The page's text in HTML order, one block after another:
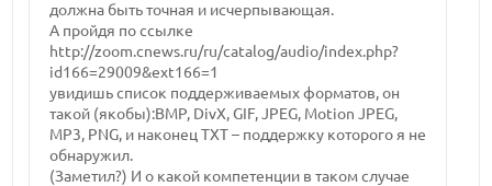
должна быть точная и исчерпывающая.
А пройдя по ссылке
http://zoom.cnews.ru/ru/catalog/audio/index.php?
id166=29009&ext166=1
увидишь список поддерживаемых форматов, он
такой (якобы):BMP, DivX, GIF, JPEG, Motion JPEG,
MP3, PNG, и наконец TXT – поддержку которого я не
обнаружил.
(Заметил?) И о какой компетенции в таком случае